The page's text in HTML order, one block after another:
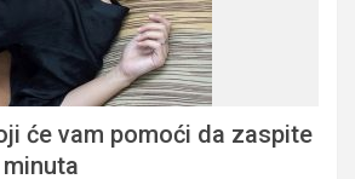
će vam pomoći da zaspite